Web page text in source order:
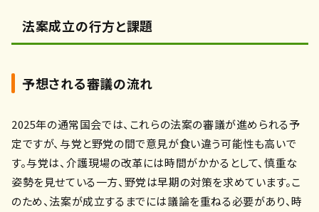
法案成立の行方と課題
予想される審議の流れ
2025年の通常国会では、これらの法案の審議が進められる予
定ですが、与党と野党の間で意見が食い違う可能性も高いで
す。与党は、介護現場の改革には時間がかかるとして、慎重な
姿勢を見せている一方、野党は早期の対策を求めています。こ
のため、法案が成立するまでには議論を重ねる必要があり、時